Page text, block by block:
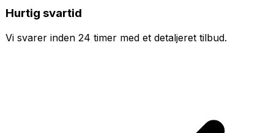
Hurtig svartid
Vi svarer inden 24 timer med et detaljeret tilbud.